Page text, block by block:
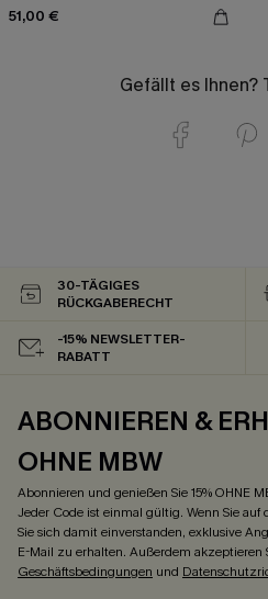
51,00 €
Gefällt es Ihnen?
30-TÄGIGES
RÜCKGABERECHT
-15% NEWSLETTER-
RABATT
ABONNIEREN &
OHNE MBW
Abonnieren und genießen Sie 15% OHNE
Jeder Code ist einmal gültig. Wenn Sie auf
Sie sich damit einverstanden, exklusive
E-Mail zu erhalten. Außerdem akzeptieren
Geschäftsbedingungen und